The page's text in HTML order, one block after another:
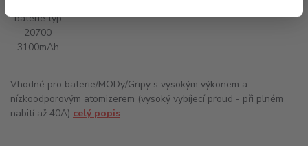
Vhodné pro baterie/MODy/Gripy s vysokým výkonem a
nízkoodporovým atomizerem (vysoký vybíjecí proud - při plném
nabití až 40A) celý popis